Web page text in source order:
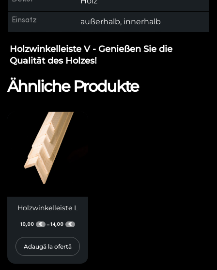
Einsatz außerhalb, innerhalb
Holzwinkelleiste V - Genießen Sie die
Qualität des Holzes!
Ähnliche Produkte
Holzwinkelleiste L
10,00 € –14,00 €
Adaugă la ofertă